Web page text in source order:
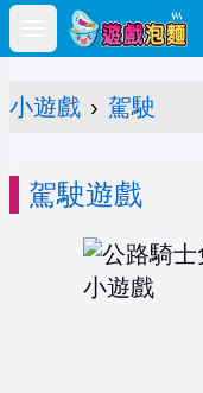
Open main menu
小遊戲 › 駕駛
駕駛遊戲